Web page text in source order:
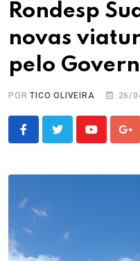
Rondesp
novas
pelo
PORTICO OLIVEIRA 26/
Youtube